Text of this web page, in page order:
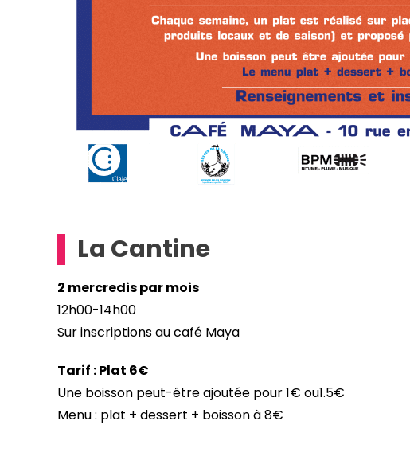
La Cantine
2 mercredis par mois
12h00-14h00
Sur inscriptions au café Maya
Tarif : Plat 6€
Une boisson peut-être ajoutée pour 1€ ou1.5€
Menu : plat + dessert + boisson à 8€